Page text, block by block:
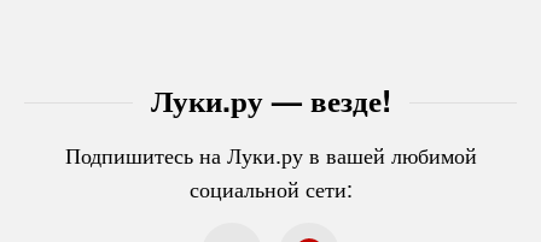
Луки.ру — везде!
Подпишитесь на Луки.ру в вашей любимой
социальной сети: